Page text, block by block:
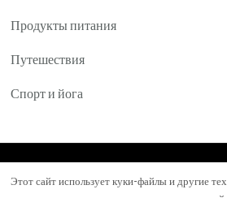
Продукты питания
Путешествия
Спорт и йога
Mental Health Coach |
Этот сайт использует куки-файлы и другие